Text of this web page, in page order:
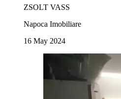
ZSOLT VASS
Napoca Imobiliare
16 May 2024